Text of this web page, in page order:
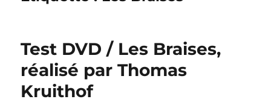
Test DVD / Les Braises,
réalisé par Thomas
Kruithof